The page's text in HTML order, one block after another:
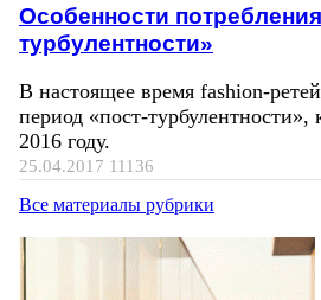
Особенности
турбулентности»
В настоящее время fashion-
период «пост-турбулентности»,
2016 году.
25.04.2017 11136
Все материалы рубрики